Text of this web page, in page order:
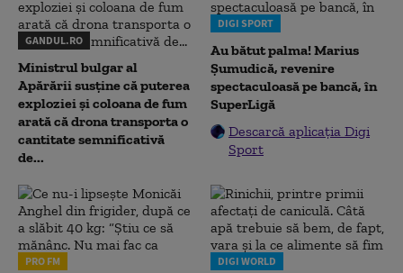
GANDUL.RO
Ministrul bulgar al
Apărării susține că puterea
exploziei și coloana de fum
arată că drona transporta o
cantitate semnificativă
de...
DIGI SPORT
Au bătut palma! Marius
Șumudică, revenire
spectaculoasă pe bancă, în
SuperLigă
Descarcă aplicația Digi
Sport
PRO FM DIGI WORLD